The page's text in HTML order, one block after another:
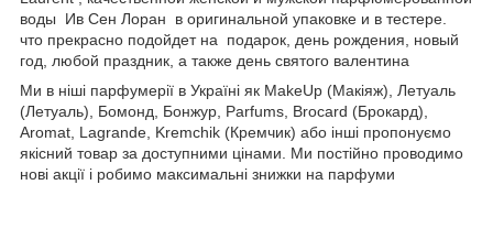
воды Ив Сен Лоран в оригинальной упаковке и в тестере.
что прекрасно подойдет на подарок, день рождения, новый
год, любой праздник, а также день святого валентина
Ми в ніші парфумерії в Україні як MakeUp (Макіяж), Летуаль
(Летуаль), Бомонд, Бонжур, Parfums, Brocard (Брокард),
Aromat, Lagrande, Kremchik (Кремчик) або інші пропонуємо
якісний товар за доступними цінами. Ми постійно проводимо
нові акції і робимо максимальні знижки на парфуми